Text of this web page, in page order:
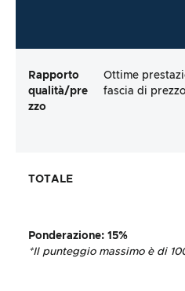
Rapporto
qualità/pre
zzo
Ottime
fascia di
TOTALE
Ponderazione: 15%
*Il punteggio massimo è di